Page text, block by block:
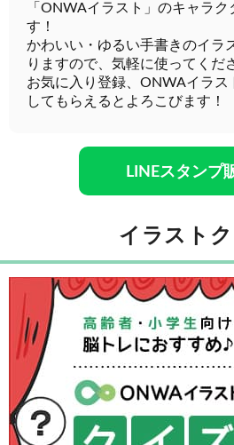
「ONWAイラスト」のキャラ
す！
かわいい・ゆるい手書きのイラ
りますので、気軽に使ってくだ
お気に入り登録、ONWAイラス
してもらえるとよろこびます！
LINEスタンプ
イラスト